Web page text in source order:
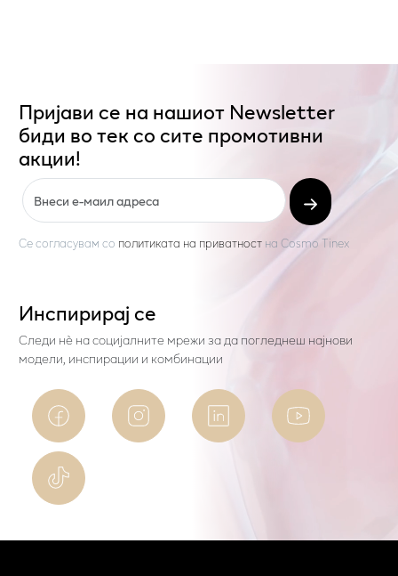
Пријави се на нашиот Newsletter
биди во тек со сите промотивни
акции!
Се согласувам со политиката на приватност на Cosmo Tinex
Инспирирај се
Следи нѐ на социјалните мрежи за да погледнеш најнови
модели, инспирации и комбинации